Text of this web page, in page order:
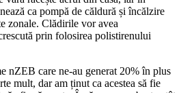
ca pompă de căldură și încălzire
zonale. Clădirile vor avea
prin folosirea polistirenului
nZEB care ne-au generat 20% în plus
mult, dar am ținut ca acestea să fie